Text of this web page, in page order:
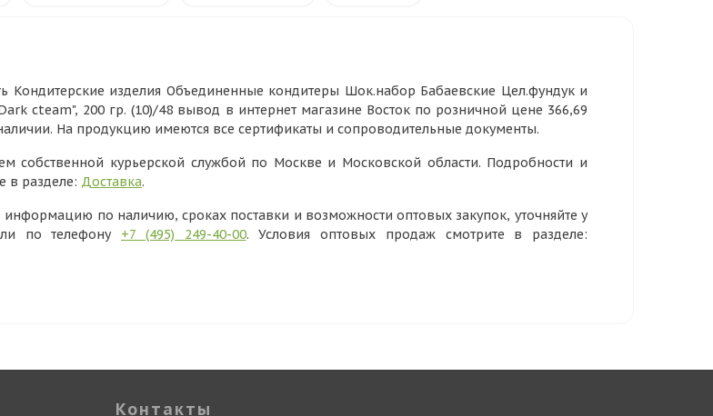
Кондитерские изделия Объединенные кондитеры Шок.набор Бабаевские Цел.фундук и
cteam", 200 гр. (10)/48 вывод в интернет магазине Восток по розничной цене 366,69
На продукцию имеются все сертификаты и сопроводительные документы.
собственной курьерской службой по Москве и Московской области. Подробности и
в разделе: Доставка.
по наличию, сроках поставки и возможности оптовых закупок, уточняйте у
по телефону +7 (495) 249-40-00. Условия оптовых продаж смотрите в разделе:
Контакты